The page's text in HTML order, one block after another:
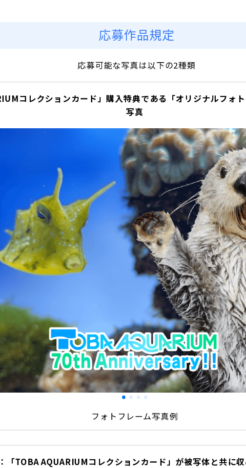
応募作品規定
応募可能な写真は以下の2種類
コレクションカード」購入特典である「オリジナルフォ
写真
フォトフレーム写真例
「TOBA AQUARIUMコレクションカード」が被写体と共に